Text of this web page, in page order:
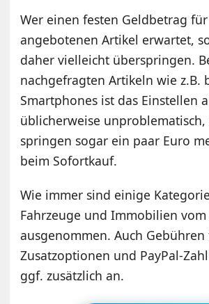
Wer einen festen Geldbetrag
angebotenen Artikel erwartet,
daher vielleicht überspringen.
nachgefragten Artikeln wie z.B.
Smartphones ist das Einstellen
üblicherweise unproblematisch,
springen sogar ein paar Euro
beim Sofortkauf.
Wie immer sind einige
Fahrzeuge und Immobilien
ausgenommen. Auch
Zusatzoptionen und PayPal-
ggf. zusätzlich an.